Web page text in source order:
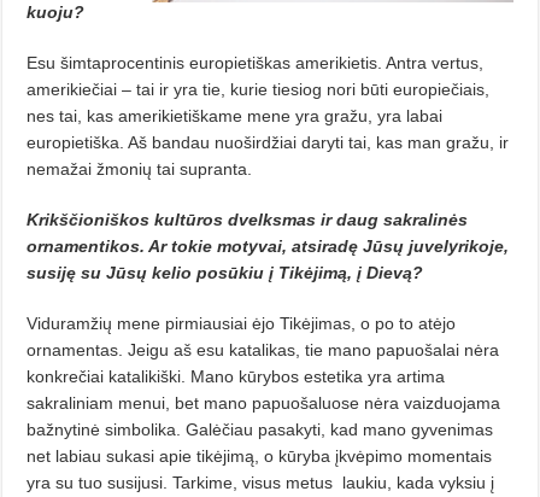
kuoju?
Esu šimtaprocentinis europietiškas amerikietis. Antra vertus,
amerikiečiai – tai ir yra tie, kurie tiesiog nori būti europiečiais,
nes tai, kas amerikietiškame mene yra gražu, yra labai
europietiška. Aš bandau nuoširdžiai daryti tai, kas man gražu, ir
nemažai žmonių tai supranta.
Krikščioniškos kultūros dvelksmas ir daug sakralinės
ornamentikos. Ar tokie motyvai, atsiradę Jūsų juvelyrikoje,
susiję su Jūsų kelio posūkiu į Tikėjimą, į Dievą?
Viduramžių mene pirmiausiai ėjo Tikėjimas, o po to atėjo
ornamentas. Jeigu aš esu katalikas, tie mano papuošalai nėra
konkrečiai katalikiški. Mano kūrybos estetika yra artima
sakraliniam menui, bet mano papuošaluose nėra vaizduojama
bažnytinė simbolika. Galėčiau pasakyti, kad mano gyvenimas
net labiau sukasi apie tikėjimą, o kūryba įkvėpimo momentais
yra su tuo susijusi. Tarkime, visus metus laukiu, kada vyksiu į